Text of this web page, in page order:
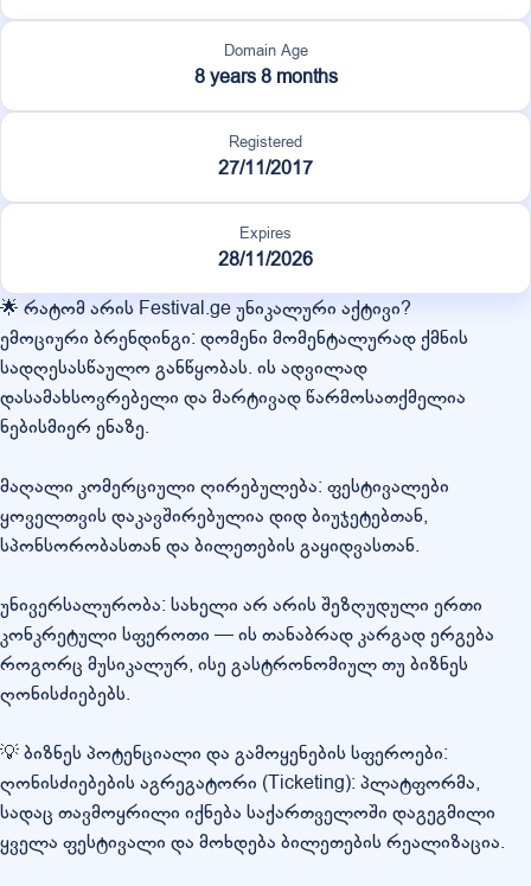
Domain Age
8 years 8 months
Registered
27/11/2017
Expires
28/11/2026
🌟 რატომ არის Festival.ge უნიკალური აქტივი?
ემოციური ბრენდინგი: დომენი მომენტალურად ქმნის
სადღესასწაულო განწყობას. ის ადვილად
დასამახსოვრებელი და მარტივად წარმოსათქმელია
ნებისმიერ ენაზე.
მაღალი კომერციული ღირებულება: ფესტივალები
ყოველთვის დაკავშირებულია დიდ ბიუჯეტებთან,
სპონსორობასთან და ბილეთების გაყიდვასთან.
უნივერსალურობა: სახელი არ არის შეზღუდული ერთი
კონკრეტული სფეროთი — ის თანაბრად კარგად ერგება
როგორც მუსიკალურ, ისე გასტრონომიულ თუ ბიზნეს
ღონისძიებებს.
💡 ბიზნეს პოტენციალი და გამოყენების სფეროები:
ღონისძიებების აგრეგატორი (Ticketing): პლატფორმა,
სადაც თავმოყრილი იქნება საქართველოში დაგეგმილი
ყველა ფესტივალი და მოხდება ბილეთების რეალიზაცია.